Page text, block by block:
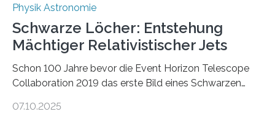
Physik Astronomie
Schwarze Löcher: Entstehung
Mächtiger Relativistischer Jets
Schon 100 Jahre bevor die Event Horizon Telescope
Collaboration 2019 das erste Bild eines Schwarzen
hatte der Astronom Heber Curtis einen seltsamen
07.10.2025